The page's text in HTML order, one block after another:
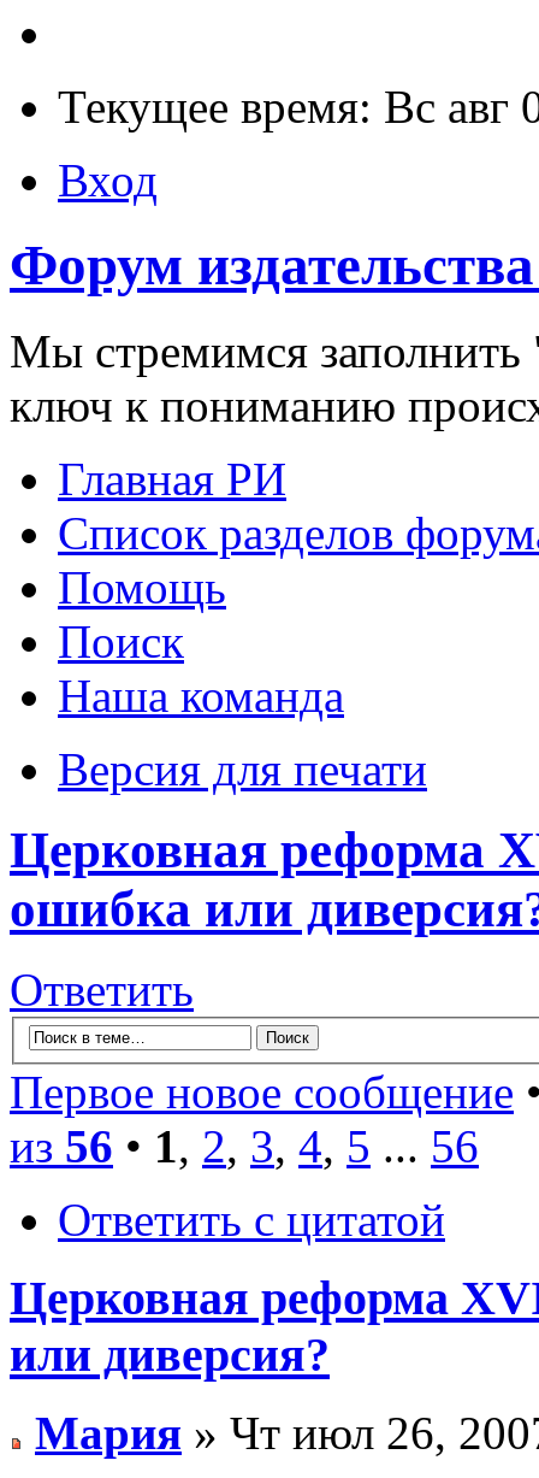
Текущее время: Вс авг
Вход
Форум
Мы стремимся заполнить
ключ к пониманию
Главная РИ
Список разделов
Помощь
Поиск
Наша команда
Версия для печати
Церковная реформа
ошибка или
Ответить
Первое новое сообщение
из 56 • 1, 2, 3, 4, 5 ... 56
Ответить с цитатой
Церковная реформа
или диверсия?
Мария » Чт июл 26,